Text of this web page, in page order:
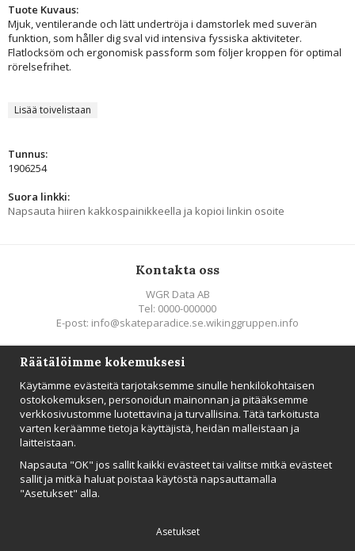
Tuote Kuvaus:
Mjuk, ventilerande och lätt undertröja i damstorlek med suverän
funktion, som håller dig sval vid intensiva fyssiska aktiviteter.
Flatlocksöm och ergonomisk passform som följer kroppen för optimal
rörelsefrihet.
Lisää toivelistaan
Tunnus:
1906254
Suora linkki:
Napsauta hiiren kakkospainikkeella ja kopioi linkin osoite
Kontakta oss
WGR Data AB
Tel: 0000-000000
E-post: info@skateparadice.se.wikinggruppen.info
Följ oss
Tilaa
Räätälöimme kokemuksesi
Käytämme evästeitä tarjotaksemme sinulle henkilökohtaisen
ostokokemuksen, personoidun mainonnan ja pitääksemme
verkkosivustomme luotettavina ja turvallisina. Tätä tarkoitusta
varten keräämme tietoja käyttäjistä, heidän malleistaan ​​ja
laitteistaan.
Napsauta "OK" jos sallit kaikki evästeet tai valitse mitkä evästeet
sallit ja mitkä haluat poistaa käytöstä napsauttamalla
"Asetukset" alla.
Asetukset